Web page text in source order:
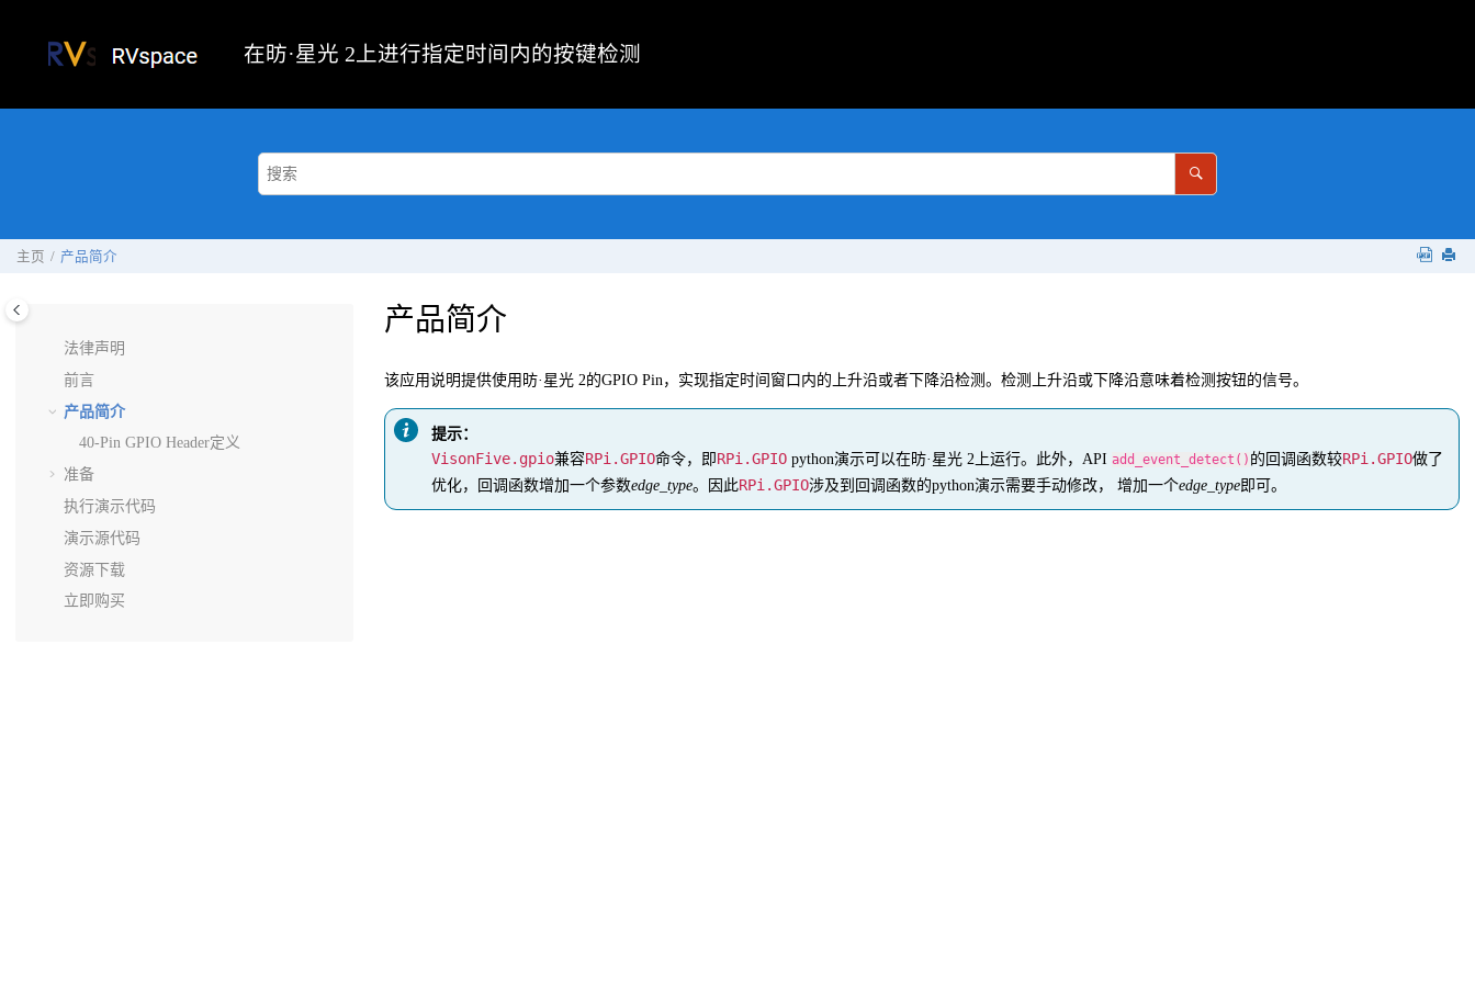
在昉·星光 2 上进行指定时间内的按键检测
主页 产品简介
法律声明
前言
产品简介
40-Pin GPIO Header定义
准备
执行演示代码
演示源代码
资源下载
立即购买
产品简介
该应用说明提供使用 昉·星光 2的GPIO Pin，实现指定时间窗口内的上升沿或者下降沿检测。检测上升沿或下降沿意味着检测按钮的信号。
提示：
VisonFive.gpio兼容RPi.GPIO命令，即RPi.GPIO python演示可以在昉·星光 2 上运行。此外，API add_event_detect() 的回调函数较RPi.GPIO做了
优化，回调函数增加一个参数edge_type。因此RPi.GPIO涉及到回调函数的python演示需要手动修改， 增加一个edge_type即可。